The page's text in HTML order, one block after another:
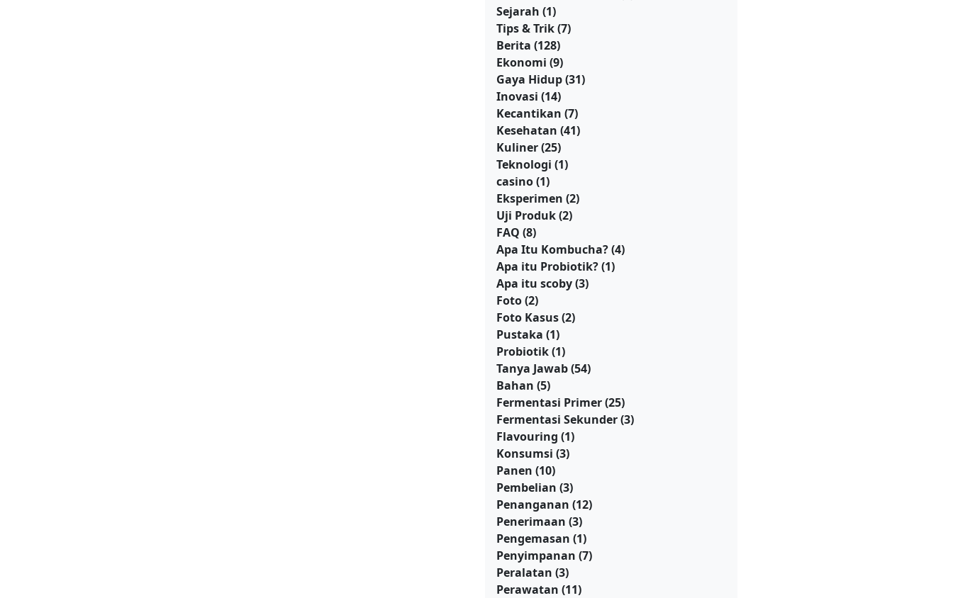
Sejarah (1)
Tips & Trik(7)
Berita (128)
Ekonomi (9)
Gaya Hidup(31)
Inovasi (14)
Kecantikan (7)
Kesehatan (41)
Kuliner(25)
Teknologi (1)
casino(1)
Eksperimen (2)
Uji Produk(2)
FAQ (8)
Apa Itu Kombucha?(4)
Apa itu Probiotik?(1)
Apa itu scoby(3)
Foto(2)
Foto Kasus(2)
Pustaka (1)
Probiotik(1)
Tanya Jawab(54)
Bahan (5)
Fermentasi Primer(25)
Fermentasi Sekunder(3)
Flavouring (1)
Konsumsi (3)
Panen (10)
Pembelian (3)
Penanganan (12)
Penerimaan (3)
Pengemasan (1)
Penyimpanan (7)
Peralatan (3)
Perawatan (11)